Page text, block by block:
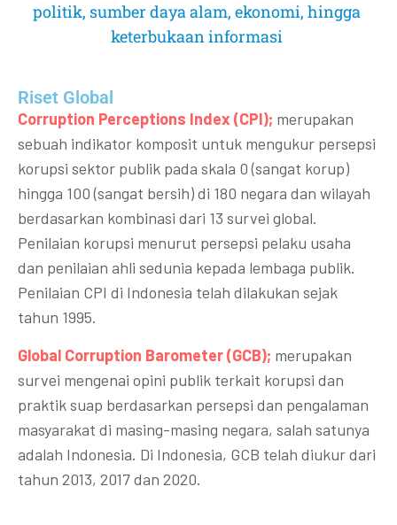
politik, sumber daya alam, ekonomi, hingga
keterbukaan informasi
Riset Global​
Corruption Perceptions Index (CPI); merupakan
sebuah indikator komposit untuk mengukur persepsi
korupsi sektor publik pada skala 0 (sangat korup)
hingga 100 (sangat bersih) di 180 negara dan wilayah
berdasarkan kombinasi dari 13 survei global.
Penilaian korupsi menurut persepsi pelaku usaha
dan penilaian ahli sedunia kepada lembaga publik.
Penilaian CPI di Indonesia telah dilakukan sejak
tahun 1995.
Global Corruption Barometer (GCB); merupakan
survei mengenai opini publik terkait korupsi dan
praktik suap berdasarkan persepsi dan pengalaman
masyarakat di masing-masing negara, salah satunya
adalah Indonesia. Di Indonesia, GCB telah diukur dari
tahun 2013, 2017 dan 2020.